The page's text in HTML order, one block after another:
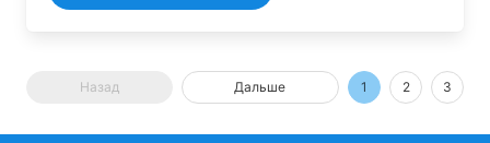
Назад Дальше 1 2 3